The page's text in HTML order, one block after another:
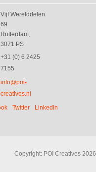
Vijf Werelddelen
69
Rotterdam,
3071 PS
+31 (0) 6 2425
7155
info@poi-
creatives.nl
Twitter LinkedIn
Copyright: POI Creatives 2026